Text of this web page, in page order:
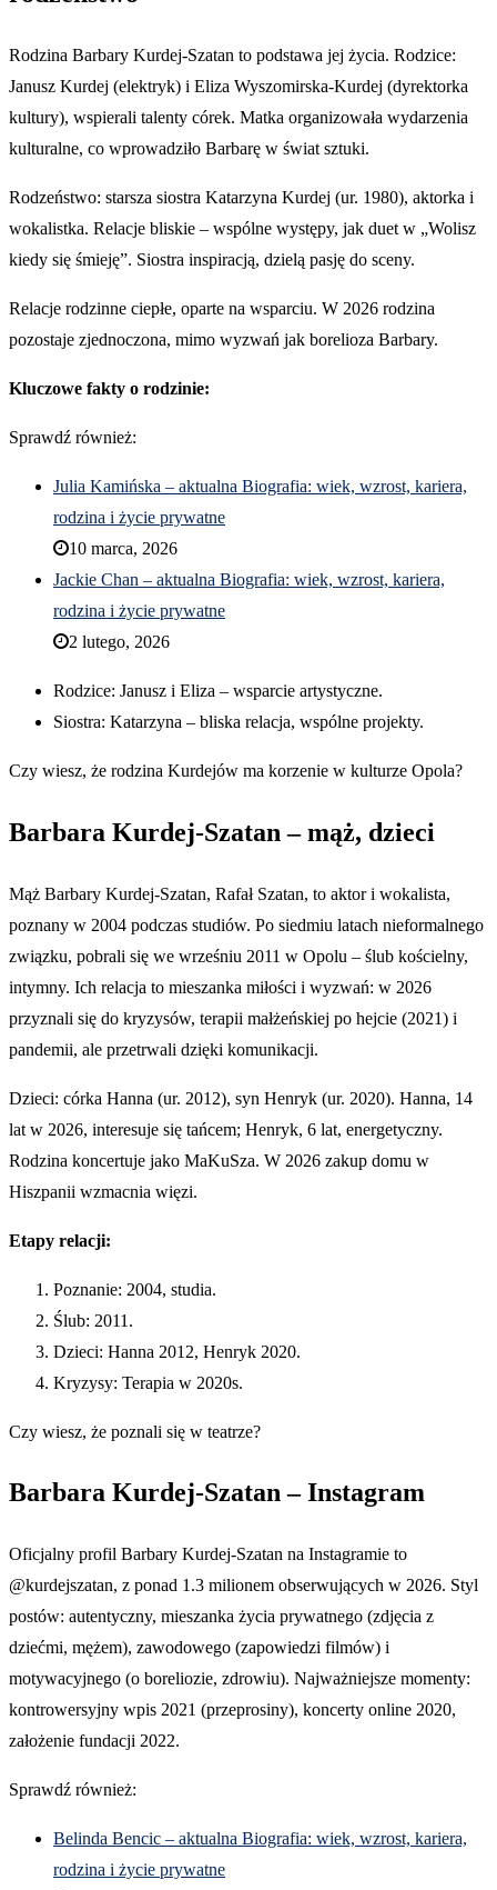
Rodzina Barbary Kurdej-Szatan to podstawa jej życia. Rodzice:
Janusz Kurdej (elektryk) i Eliza Wyszomirska-Kurdej (dyrektorka
kultury), wspierali talenty córek. Matka organizowała wydarzenia
kulturalne, co wprowadziło Barbarę w świat sztuki.
Rodzeństwo: starsza siostra Katarzyna Kurdej (ur. 1980), aktorka i
wokalistka. Relacje bliskie – wspólne występy, jak duet w „Wolisz
kiedy się śmieję”. Siostra inspiracją, dzielą pasję do sceny.
Relacje rodzinne ciepłe, oparte na wsparciu. W 2026 rodzina
pozostaje zjednoczona, mimo wyzwań jak borelioza Barbary.
Kluczowe fakty o rodzinie:
Sprawdź również:
Julia Kamińska – aktualna Biografia: wiek, wzrost, kariera,
rodzina i życie prywatne
10 marca, 2026
Jackie Chan – aktualna Biografia: wiek, wzrost, kariera,
rodzina i życie prywatne
2 lutego, 2026
Rodzice: Janusz i Eliza – wsparcie artystyczne.
Siostra: Katarzyna – bliska relacja, wspólne projekty.
Czy wiesz, że rodzina Kurdejów ma korzenie w kulturze Opola?
Barbara Kurdej-Szatan – mąż, dzieci
Mąż Barbary Kurdej-Szatan, Rafał Szatan, to aktor i wokalista,
poznany w 2004 podczas studiów. Po siedmiu latach nieformalnego
związku, pobrali się we wrześniu 2011 w Opolu – ślub kościelny,
intymny. Ich relacja to mieszanka miłości i wyzwań: w 2026
przyznali się do kryzysów, terapii małżeńskiej po hejcie (2021) i
pandemii, ale przetrwali dzięki komunikacji.
Dzieci: córka Hanna (ur. 2012), syn Henryk (ur. 2020). Hanna, 14
lat w 2026, interesuje się tańcem; Henryk, 6 lat, energetyczny.
Rodzina koncertuje jako MaKuSza. W 2026 zakup domu w
Hiszpanii wzmacnia więzi.
Etapy relacji:
Poznanie: 2004, studia.
Ślub: 2011.
Dzieci: Hanna 2012, Henryk 2020.
Kryzysy: Terapia w 2020s.
Czy wiesz, że poznali się w teatrze?
Barbara Kurdej-Szatan – Instagram
Oficjalny profil Barbary Kurdej-Szatan na Instagramie to
@kurdejszatan, z ponad 1.3 milionem obserwujących w 2026. Styl
postów: autentyczny, mieszanka życia prywatnego (zdjęcia z
dziećmi, mężem), zawodowego (zapowiedzi filmów) i
motywacyjnego (o boreliozie, zdrowiu). Najważniejsze momenty:
kontrowersyjny wpis 2021 (przeprosiny), koncerty online 2020,
założenie fundacji 2022.
Sprawdź również:
Belinda Bencic – aktualna Biografia: wiek, wzrost, kariera,
rodzina i życie prywatne